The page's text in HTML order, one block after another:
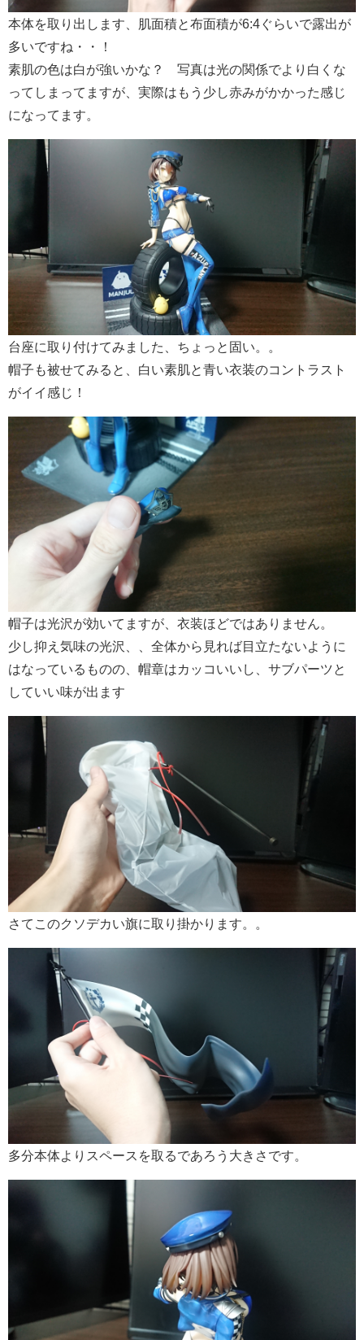
本体を取り出します、肌面積と布面積が6:4ぐらいで露出が
多いですね・・！
素肌の色は白が強いかな？ 写真は光の関係でより白くな
ってしまってますが、実際はもう少し赤みがかかった感じ
になってます。
台座に取り付けてみました、ちょっと固い。。
帽子も被せてみると、白い素肌と青い衣装のコントラスト
がイイ感じ！
帽子は光沢が効いてますが、衣装ほどではありません。
少し抑え気味の光沢、、全体から見れば目立たないように
はなっているものの、帽章はカッコいいし、サブパーツと
していい味が出ます
さてこのクソデカい旗に取り掛かります。。
多分本体よりスペースを取るであろう大きさです。